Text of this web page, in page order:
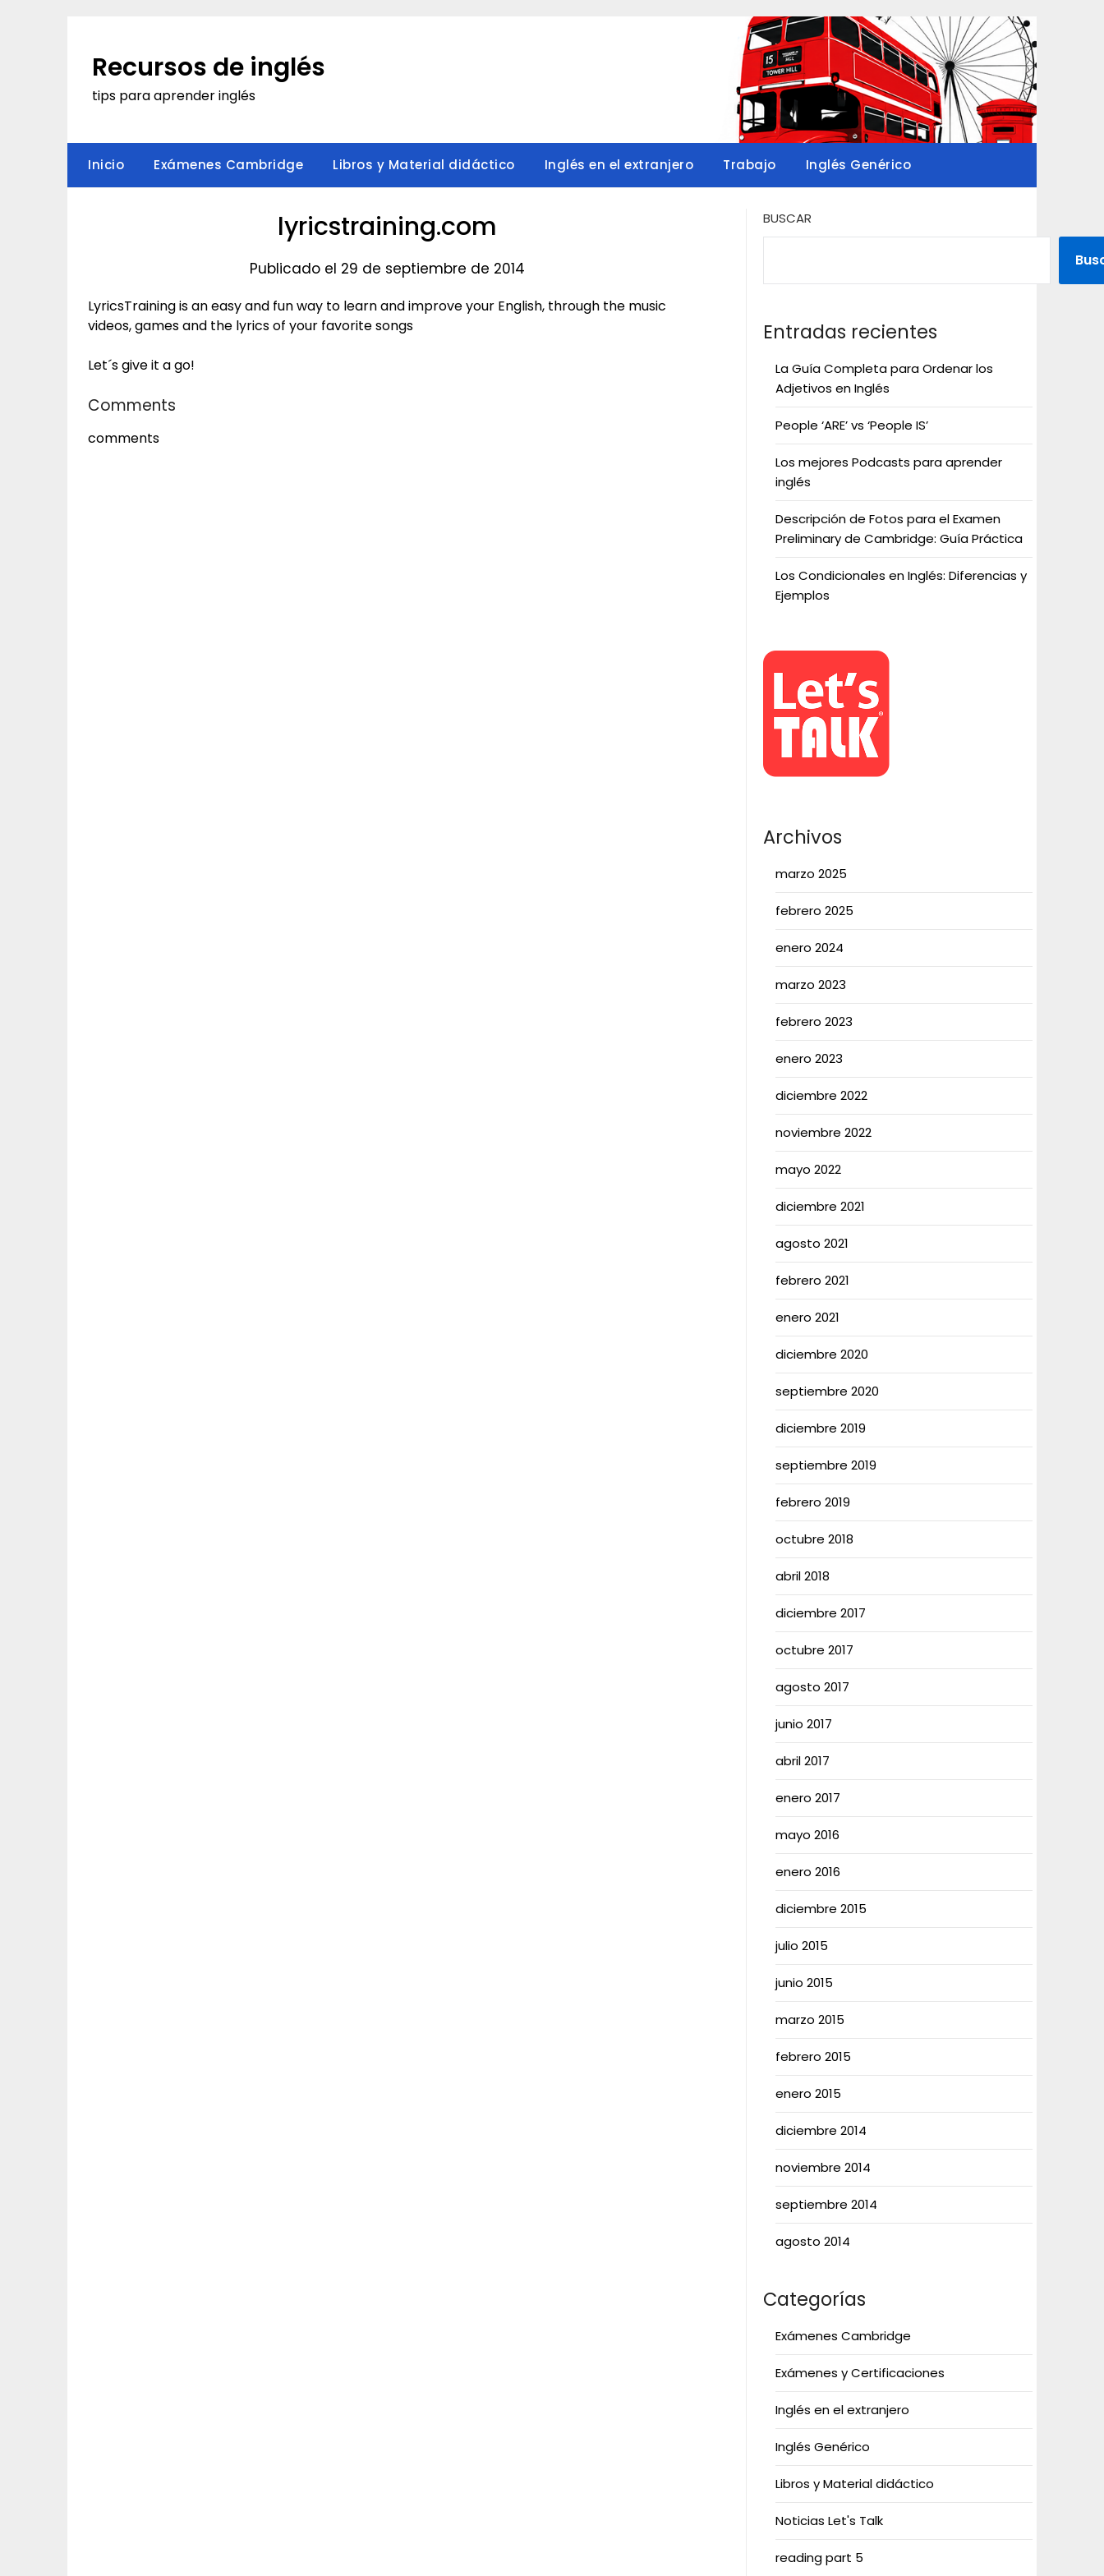
Recursos de inglés
tips para aprender inglés
Inicio Exámenes Cambridge Libros y Material didáctico Inglés en el extranjero Trabajo Inglés Genérico
lyricstraining.com
Publicado el 29 de septiembre de 2014
LyricsTraining is an easy and fun way to learn and improve your English, through the music
videos, games and the lyrics of your favorite songs
Let´s give it a go!
Comments
comments
BUSCAR
Entradas recientes
La Guía Completa para Ordenar los
Adjetivos en Inglés
People ‘ARE’ vs ‘People IS’
Los mejores Podcasts para aprender
inglés
Descripción de Fotos para el Examen
Preliminary de Cambridge: Guía Práctica
Los Condicionales en Inglés: Diferencias y
Ejemplos
Archivos
marzo 2025
febrero 2025
enero 2024
marzo 2023
febrero 2023
enero 2023
diciembre 2022
noviembre 2022
mayo 2022
diciembre 2021
agosto 2021
febrero 2021
enero 2021
diciembre 2020
septiembre 2020
diciembre 2019
septiembre 2019
febrero 2019
octubre 2018
abril 2018
diciembre 2017
octubre 2017
agosto 2017
junio 2017
abril 2017
enero 2017
mayo 2016
enero 2016
diciembre 2015
julio 2015
junio 2015
marzo 2015
febrero 2015
enero 2015
diciembre 2014
noviembre 2014
septiembre 2014
agosto 2014
Categorías
Exámenes Cambridge
Exámenes y Certificaciones
Inglés en el extranjero
Inglés Genérico
Libros y Material didáctico
Noticias Let's Talk
reading part 5